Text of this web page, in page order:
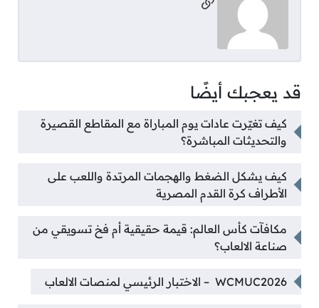
مواقع التواصل
قد يعجبك أيضًا
كيف تغيّرت عادات يوم المباراة مع المقاطع القصيرة
والتحديثات المباشرة؟
كيف يشكل الضغط والهجمات المرتدة واللعب على
الأطراف كرة القدم المصرية
مكافآت كأس العالم: قيمة حقيقية أم فخ تسويقي من
صناعة الالعاب؟
WCMUC2026 – الاختبار الرئيسي لمنصات الالعاب